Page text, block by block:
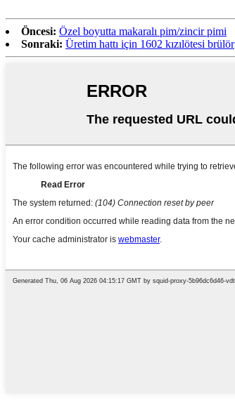
Öncesi: Özel boyutta makaralı pim/zincir pimi
Sonraki: Üretim hattı için 1602 kızılötesi brülör